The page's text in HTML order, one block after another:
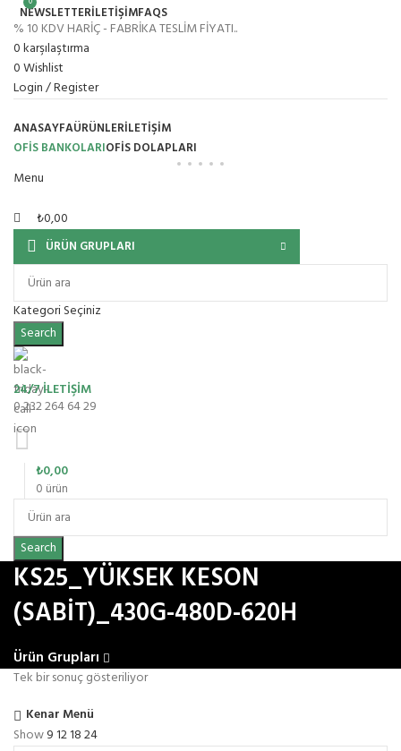
NEWSLETTERİLETİŞİMFAQS
% 10 KDV HARİÇ - FABRİKA TESLİM FİYATI..
0karşılaştırma
0Wishlist
Login / Register
ANASAYFAÜRÜNLERİLETIŞIM
OFİS BANKOLARIOFIS DOLAPLARI
Menu
₺0,00
ÜRÜN GRUPLARI
Kategori Seçiniz
Search
24/7 İLETİŞİM
0 232 264 64 29
0 ürün
₺0,00
Search
KS25_YÜKSEK KESON
(SABİT)_430G-480D-620H
Ürün Grupları
Tek bir sonuç gösteriliyor
Kenar Menü
Show9121824